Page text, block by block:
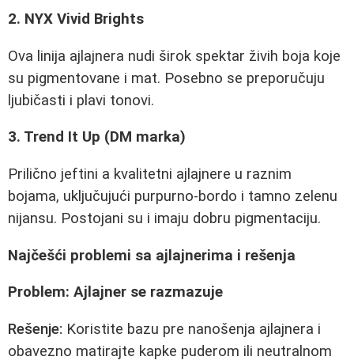
2. NYX Vivid Brights
Ova linija ajlajnera nudi širok spektar živih boja koje
su pigmentovane i mat. Posebno se preporučuju
ljubičasti i plavi tonovi.
3. Trend It Up (DM marka)
Prilično jeftini a kvalitetni ajlajnere u raznim
bojama, uključujući purpurno-bordo i tamno zelenu
nijansu. Postojani su i imaju dobru pigmentaciju.
Najčešći problemi sa ajlajnerima i rešenja
Problem: Ajlajner se razmazuje
Rešenje: Koristite bazu pre nanošenja ajlajnera i
obavezno matirajte kapke puderom ili neutralnom